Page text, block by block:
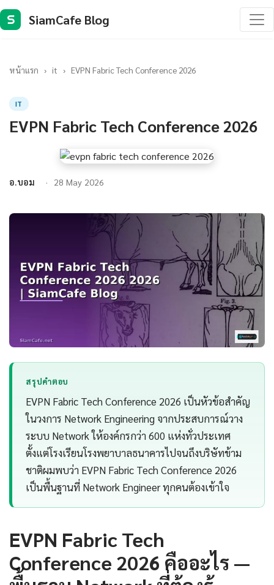
S SiamCafe Blog
หน้าแรก › it › EVPN Fabric Tech Conference 2026
IT
EVPN Fabric Tech Conference 2026
อ.บอม 28 May 2026
สรุปคำตอบ
EVPN Fabric Tech Conference 2026 เป็นหัวข้อสำคัญ
ในวงการ Network Engineering จากประสบการณ์วาง
ระบบ Network ให้องค์กรกว่า 600 แห่งทั่วประเทศ
ตั้งแต่โรงเรียนโรงพยาบาลธนาคารไปจนถึงบริษัทข้าม
ชาติผมพบว่า EVPN Fabric Tech Conference 2026
เป็นพื้นฐานที่ Network Engineer ทุกคนต้องเข้าใจ
EVPN Fabric Tech
Conference 2026 คืออะไร —